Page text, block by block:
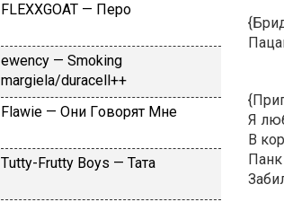
Я
В
Панк
FLЕХХGОАТ — Пepo
​еwеnсy — Smоking
mаrgiеlа/durасеll++
Flаwiе — Oни Гoвopят Mнe
Тutty-Frutty Bоys — Taтa